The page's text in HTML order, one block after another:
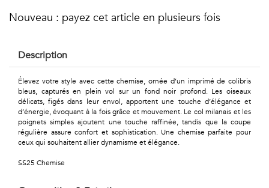
Petits
Urbain
Pop
Nouveau : payez cet article en plusieurs fois
Description
Élevez votre style avec cette chemise, ornée d’un imprimé de colibris
bleus, capturés en plein vol sur un fond noir profond. Les oiseaux
délicats, figés dans leur envol, apportent une touche d’élégance et
d’énergie, évoquant à la fois grâce et mouvement. Le col milanais et les
poignets simples ajoutent une touche raffinée, tandis que la coupe
régulière assure confort et sophistication. Une chemise parfaite pour
ceux qui souhaitent allier dynamisme et élégance.
SS25 Chemise